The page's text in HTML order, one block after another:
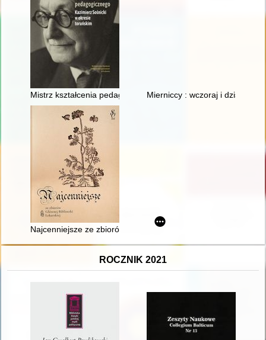
Mistrz kształcenia pedagogicznego : Kazimierz Sośnicki w
Mierniccy : wczoraj i dziś
Najcenniejsze ze zbiorów Głównej Biblioteki Lekarskiej
ROCZNIK 2021